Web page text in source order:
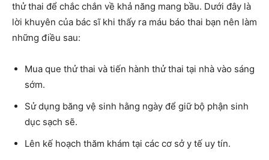
thử thai để chắc chắn về khả năng mang bầu. Dưới đây là
lời khuyên của bác sĩ khi thấy ra máu báo thai bạn nên làm
những điều sau:
Mua que thử thai và tiến hành thử thai tại nhà vào sáng
sớm.
Sử dụng băng vệ sinh hằng ngày để giữ bộ phận sinh
dục sạch sẽ.
Lên kế hoạch thăm khám tại các cơ sở y tế uy tín.